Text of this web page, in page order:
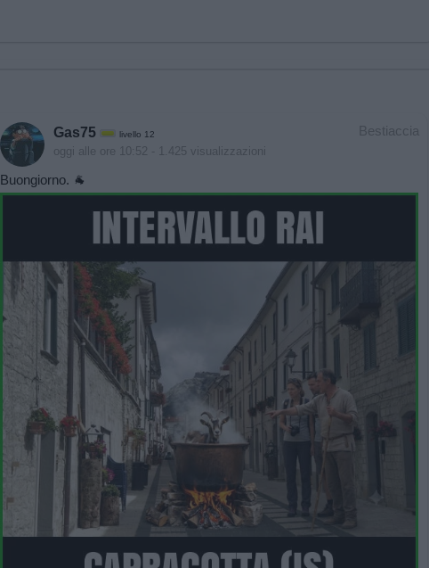
Bestiaccia
Gas75 livello 12
oggi alle ore 10:52 - 1.425 visualizzazioni
Buongiorno. 🐐